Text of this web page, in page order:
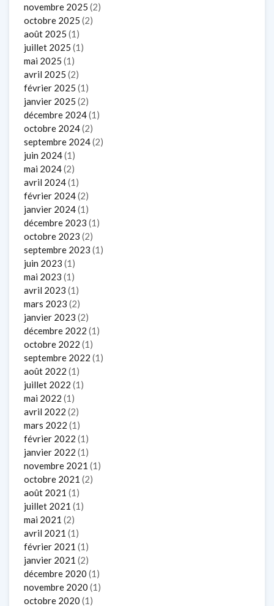
novembre 2025 (2)
octobre 2025 (2)
août 2025 (1)
juillet 2025 (1)
mai 2025 (1)
avril 2025 (2)
février 2025 (1)
janvier 2025 (2)
décembre 2024(1)
octobre 2024(2)
septembre 2024(2)
juin 2024(1)
mai 2024(2)
avril 2024(1)
février 2024(2)
janvier 2024(1)
décembre 2023 (1)
octobre 2023 (2)
septembre 2023 (1)
juin 2023 (1)
mai 2023 (1)
avril 2023 (1)
mars 2023 (2)
janvier 2023 (2)
décembre 2022 (1)
octobre 2022 (1)
septembre 2022 (1)
août 2022 (1)
juillet 2022 (1)
mai 2022 (1)
avril 2022 (2)
mars 2022 (1)
février 2022 (1)
janvier 2022 (1)
novembre 2021 (1)
octobre 2021 (2)
août 2021 (1)
juillet 2021 (1)
mai 2021 (2)
avril 2021 (1)
février 2021 (1)
janvier 2021 (2)
décembre 2020 (1)
novembre 2020 (1)
octobre 2020 (1)